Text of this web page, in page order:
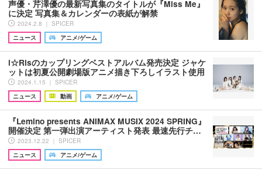
声優・芹澤優の最新写真集のタイトルが『Miss Me』
に決定 写真集＆カレンダーの表紙が解禁
2024.2.8 ｜ SPICER
ニュース
アニメ/ゲーム
i☆Risのカップリングベストアルバム発売決定 ジャケ
ットは初夏公開劇場版アニメ描き下ろしイラスト使用
2024.1.15 ｜ SPICER
ニュース
動画 アニメ/ゲーム
『Lemino presents ANIMAX MUSIX 2024 SPRING』
開催決定 第一弾出演アーティスト発表 最速先行チ…
2023.12.22 ｜ SPICER
ニュース
アニメ/ゲーム